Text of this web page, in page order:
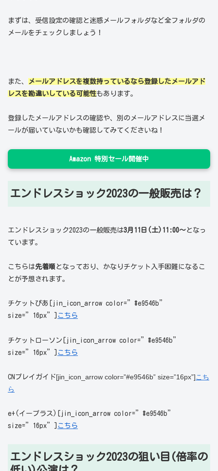
まずは、受信設定の確認と迷惑メールフォルダなど全フォルダの
メールをチェックしましょう！
また、
メールアドレスを複数持っているなら登録したメールアド
レスを勘違いしている可能性もあります。
登録したメールアドレスの確認や、別のメールアドレスに当選メ
ールが届いていないかも確認してみてくださいね！
Amazon 特別セール開催中
エンドレスショック2023の一般販売は？
エンドレスショック2023の一般販売は3月11日(土)11:00～となっ
ています。
こちらは先着順 となっており、かなりチケット入手困難になるこ
とが予想されます。
チケットぴあ[jin_icon_arrow color=”#e9546b”
size=”16px”]
こちら
チケットローソン[jin_icon_arrow color=”#e9546b”
size=”16px”] こちら
CNプレイガイド[jin_icon_arrow color=”#e9546b” size=”16px”]こち
ら
e+(イープラス)[jin_icon_arrow color=”#e9546b”
size=”16px”]
こちら
エンドレスショック2023の狙い目(倍率の